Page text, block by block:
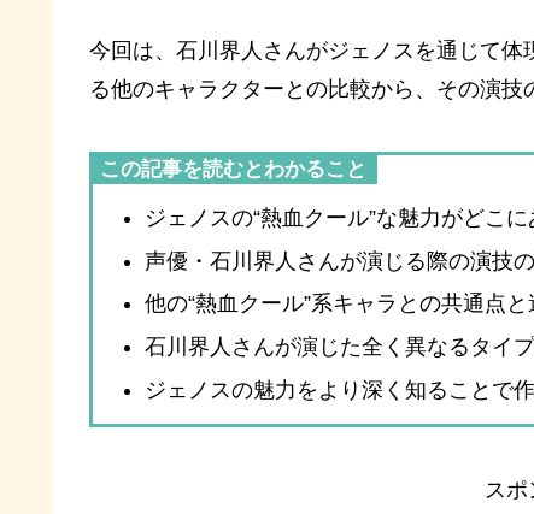
今回は、石川界人さんがジェノスを通じて体
る他のキャラクターとの比較から、その演技
この記事を読むとわかること
ジェノスの“熱血クール”な魅力がどこ
声優・石川界人さんが演じる際の演技
他の“熱血クール”系キャラとの共通点
石川界人さんが演じた全く異なるタイ
ジェノスの魅力をより深く知ることで
スポ